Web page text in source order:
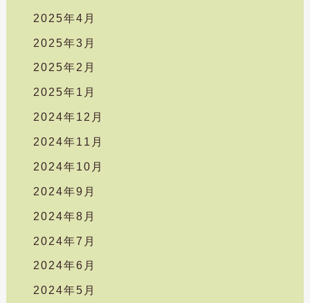
2025年4月
2025年3月
2025年2月
2025年1月
2024年12月
2024年11月
2024年10月
2024年9月
2024年8月
2024年7月
2024年6月
2024年5月